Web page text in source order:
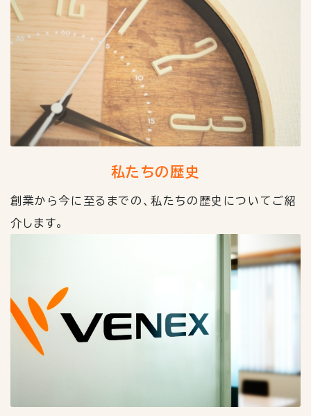
私たちの歴史
創業から今に至るまでの、私たちの歴史についてご紹
介します。